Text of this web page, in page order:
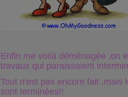
Enfin me voilà déménagée ,on
travaux qui paraissaient
Tout n'est pas encore fait ,mais
sont terminées!!